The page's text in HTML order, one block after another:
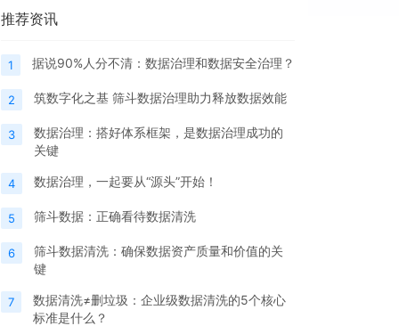
推荐资讯
1 据说90%人分不清：数据治理和数据安全治理？
2 筑数字化之基 筛斗数据治理助力释放数据效能
3
数据治理：搭好体系框架，是数据治理成功的
关键
4 数据治理，一起要从“源头”开始！
5 筛斗数据：正确看待数据清洗
6
筛斗数据清洗：确保数据资产质量和价值的关
键
7
数据清洗≠删垃圾：企业级数据清洗的5个核心
标准是什么？